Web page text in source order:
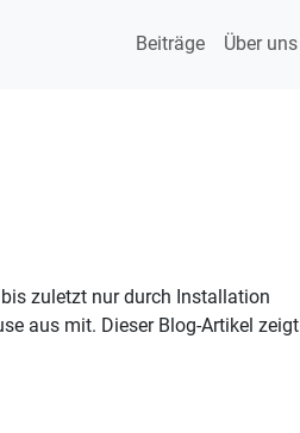
Beiträge Über uns
zuletzt nur durch Installation
aus mit. Dieser Blog-Artikel zeigt